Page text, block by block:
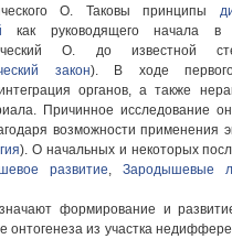
О. Таковы принципы
как руководящего начала в
О. до известной
закон). В ходе первого
органов, а также
Причинное исследование
возможности применения
). О начальных и некоторых
развитие, Зародышевые
формирование и
онтогенеза из участка